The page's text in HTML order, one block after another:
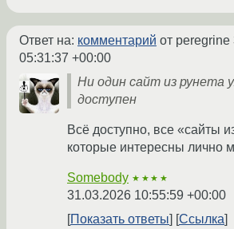
Ответ на: комментарий от peregrine
05:31:37 +00:00
Ни один сайт из рунета
доступен
Всё доступно, все «сайты
которые интересны лично
Somebody ★★★★
31.03.2026 10:55:59 +00:00
Показать ответы
Ссылка